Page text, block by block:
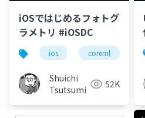
iOSではじめるフォトグ
ラメトリ #iOSDC
ios coreml
Shuichi
Tsutsumi
52K